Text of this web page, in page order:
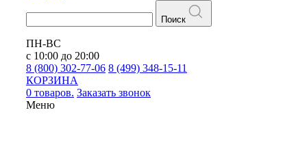
Поиск
ПН-ВС
с 10:00 до 20:00
8 (800) 302-77-06 8 (499) 348-15-11
КОРЗИНА
0 товаров. Заказать звонок
Меню